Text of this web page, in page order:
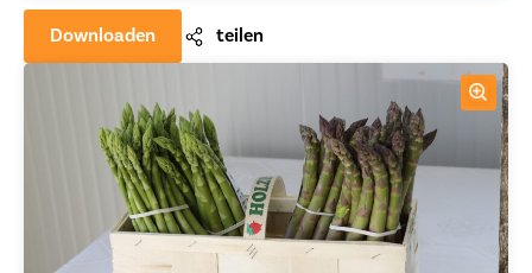
Downloaden teilen